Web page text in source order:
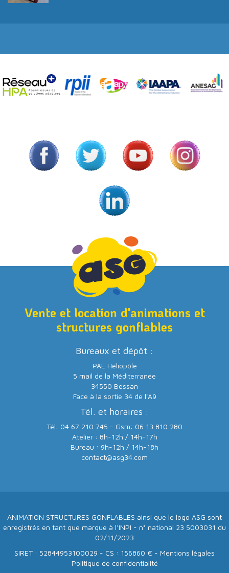
Vente et location d'animations et
structures gonflables
Bureaux et dépôt :
PAE Héliopôle
5 mail de la Méditerranée
34550 Bessan
Face à la sortie 34 de l'A9
Tél. et horaires :
Tél: 04 67 210 745 - Gsm: 06 13 810 280
Atelier : 8h-12h / 14h-17h
Bureau : 9h-12h / 14h-18h
contact@asg34.com
ANIMATION STRUCTURES GONFLABLES ainsi que le logo ASG sont
enregistrés en tant que marque à l’INPI - n° national 23 5003031 du
02/11/2023
SIRET : 52844953100029 - CS : 156860 € - Mentions légales
Politique de confidentialité